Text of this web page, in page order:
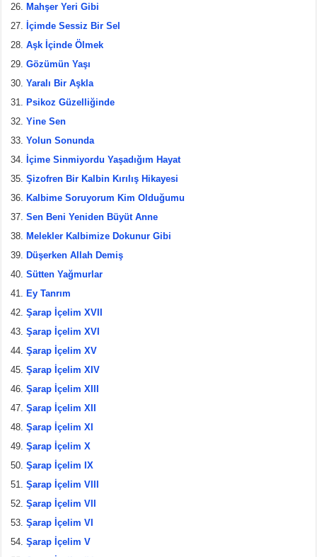
Mahşer Yeri Gibi
İçimde Sessiz Bir Sel
Aşk İçinde Ölmek
Gözümün Yaşı
Yaralı Bir Aşkla
Psikoz Güzelliğinde
Yine Sen
Yolun Sonunda
İçime Sinmiyordu Yaşadığım Hayat
Şizofren Bir Kalbin Kırılış Hikayesi
Kalbime Soruyorum Kim Olduğumu
Sen Beni Yeniden Büyüt Anne
Melekler Kalbimize Dokunur Gibi
Düşerken Allah Demiş
Sütten Yağmurlar
Ey Tanrım
Şarap İçelim XVII
Şarap İçelim XVI
Şarap İçelim XV
Şarap İçelim XIV
Şarap İçelim XIII
Şarap İçelim XII
Şarap İçelim XI
Şarap İçelim X
Şarap İçelim IX
Şarap İçelim VIII
Şarap İçelim VII
Şarap İçelim VI
Şarap İçelim V